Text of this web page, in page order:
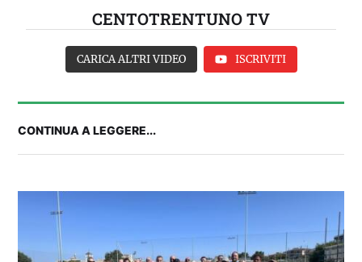
CENTOTRENTUNO TV
IL CAGLIARI SI PRESENTA A PULA: SEGUI LA
CARICA ALTRI VIDEO ISCRIVITI
CONTINUA A LEGGERE...